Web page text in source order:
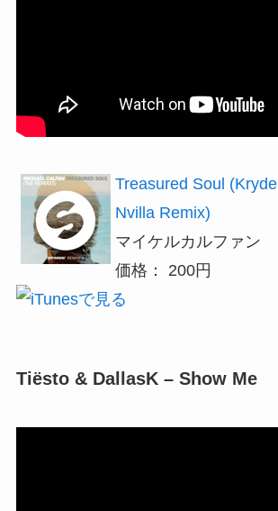
Treasured Soul
Nvilla Remix)
マイケルカルファン
価格： 200円
Tiësto & DallasK – Show Me